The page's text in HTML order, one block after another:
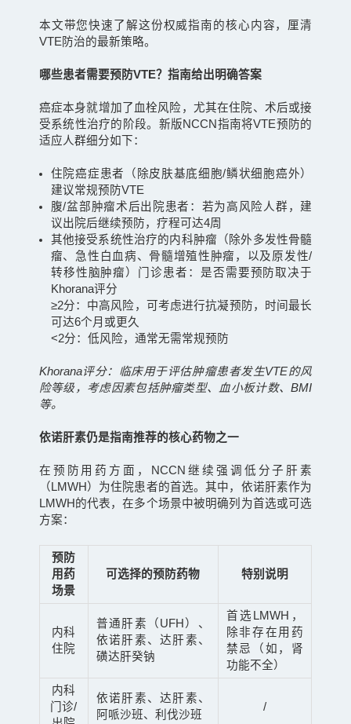
本文带您快速了解这份权威指南的核心内容，厘清
VTE防治的最新策略。
哪些患者需要预防VTE？指南给出明确答案
癌症本身就增加了血栓风险，尤其在住院、术后或接
受系统性治疗的阶段。新版NCCN指南将VTE预防的
适应人群细分如下：
住院癌症患者（除皮肤基底细胞/鳞状细胞癌外）
建议常规预防VTE
腹/盆部肿瘤术后出院患者：若为高风险人群，建
议出院后继续预防，疗程可达4周
其他接受系统性治疗的内科肿瘤（除外多发性骨髓
瘤、急性白血病、骨髓增殖性肿瘤，以及原发性/
转移性脑肿瘤）门诊患者：是否需要预防取决于
Khorana评分
≥2分：中高风险，可考虑进行抗凝预防，时间最长
可达6个月或更久
<2分：低风险，通常无需常规预防
Khorana评分：临床用于评估肿瘤患者发生VTE的风
险等级，考虑因素包括肿瘤类型、血小板计数、BMI
等。
依诺肝素仍是指南推荐的核心药物之一
在预防用药方面，NCCN继续强调低分子肝素
（LMWH）为住院患者的首选。其中，依诺肝素作为
LMWH的代表，在多个场景中被明确列为首选或可选
方案：
预防
用药
场景
可选择的预防药物 特别说明
内科
住院
普通肝素（UFH）、
依诺肝素、达肝素、
磺达肝癸钠
首选 LMWH，
除非存在用药
禁忌（如，肾
功能不全）
内科
门诊/
依诺肝素、达肝素、
阿哌沙班、利伐沙班
/